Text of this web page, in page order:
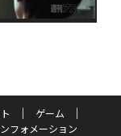
ゲーム
フォメーション